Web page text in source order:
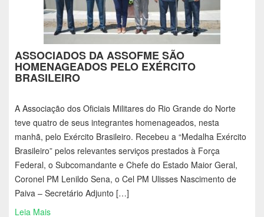
ASSOCIADOS DA ASSOFME SÃO
HOMENAGEADOS PELO EXÉRCITO
BRASILEIRO
A Associação dos Oficiais Militares do Rio Grande do Norte
teve quatro de seus integrantes homenageados, nesta
manhã, pelo Exército Brasileiro. Recebeu a “Medalha Exército
Brasileiro” pelos relevantes serviços prestados à Força
Federal, o Subcomandante e Chefe do Estado Maior Geral,
Coronel PM Lenildo Sena, o Cel PM Ulisses Nascimento de
Paiva – Secretário Adjunto […]
Leia Mais